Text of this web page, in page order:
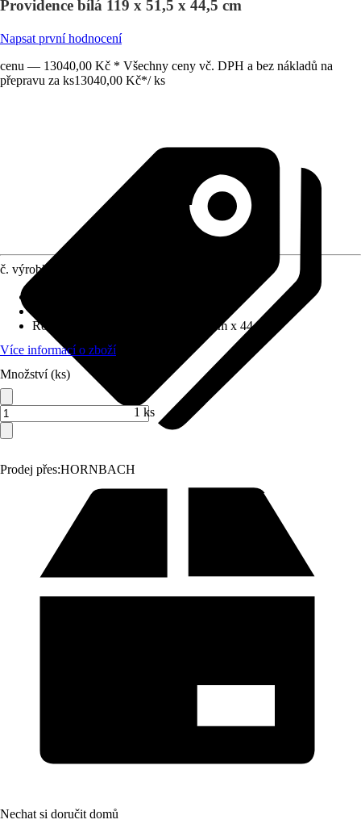
Providence bílá 119 x 51,5 x 44,5 cm
Napsat první hodnocení
cenu — 13040,00 Kč * Všechny ceny vč. DPH a bez nákladů na
přepravu za ks13040,00 Kč*/ ks
Prodej přes:HORNBACH
č. výrobku
Rozměry (ŠxVxH)
119 cm x 51.5 cm x 44.5 cm
Více informací o zboží
Množství (ks)
1 ks
Nechat si doručit domů